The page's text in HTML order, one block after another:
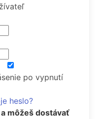
po vypnutí
heslo?
a môžeš dostávať